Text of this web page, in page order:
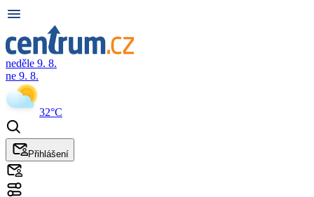
neděle 9. 8.
ne 9. 8.
32°C
Přihlášení